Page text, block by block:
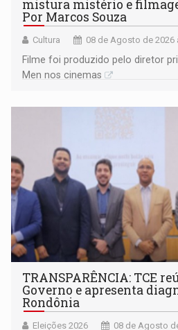
mistura mistério e
Por Marcos Souza
Cultura 08 de Agosto de 2026
Filme foi produzido pelo diretor
Men nos cinemas
TRANSPARÊNCIA: TCE
Governo e apresenta
Rondônia
Eleições 2026 08 de Agosto